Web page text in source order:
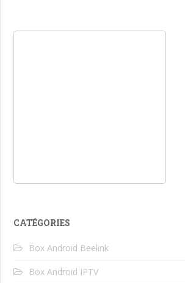
CATÉGORIES
Box Android Beelink
Box Android IPTV